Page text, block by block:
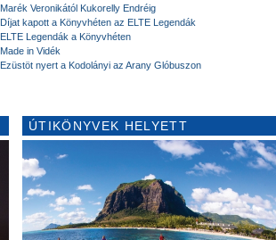
Marék Veronikától Kukorelly Endréig
Díjat kapott a Könyvhéten az ELTE Legendák
ELTE Legendák a Könyvhéten
Made in Vidék
Ezüstöt nyert a Kodolányi az Arany Glóbuszon
ÚTIKÖNYVEK HELYETT